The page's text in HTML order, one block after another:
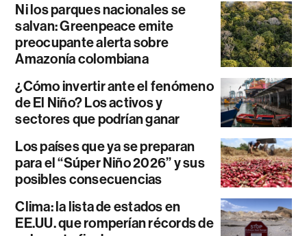
Ni los parques nacionales se
salvan: Greenpeace emite
preocupante alerta sobre
Amazonía colombiana
¿Cómo invertir ante el fenómeno
de El Niño? Los activos y
sectores que podrían ganar
Los países que ya se preparan
para el “Súper Niño 2026” y sus
posibles consecuencias
Clima: la lista de estados en
EE.UU. que romperían récords de